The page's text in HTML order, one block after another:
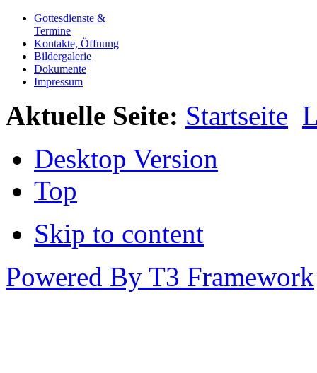
Gottesdienste &
Termine
Kontakte, Öffnung
Bildergalerie
Dokumente
Impressum
Aktuelle Seite: Startseite
Desktop Version
Top
Skip to content
Powered By T3 Framework